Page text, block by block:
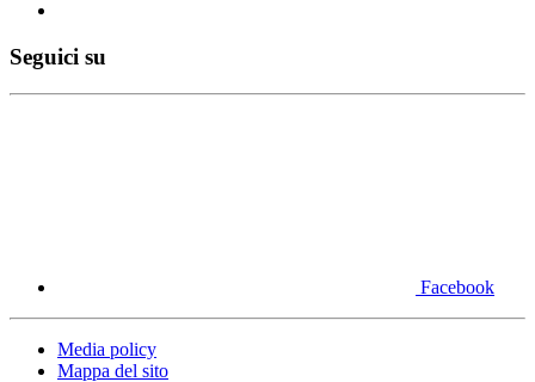
Seguici su
Facebook
Media policy
Mappa del sito